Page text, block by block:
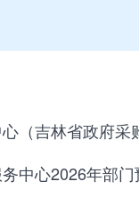
（吉林省政府
中心2026年部